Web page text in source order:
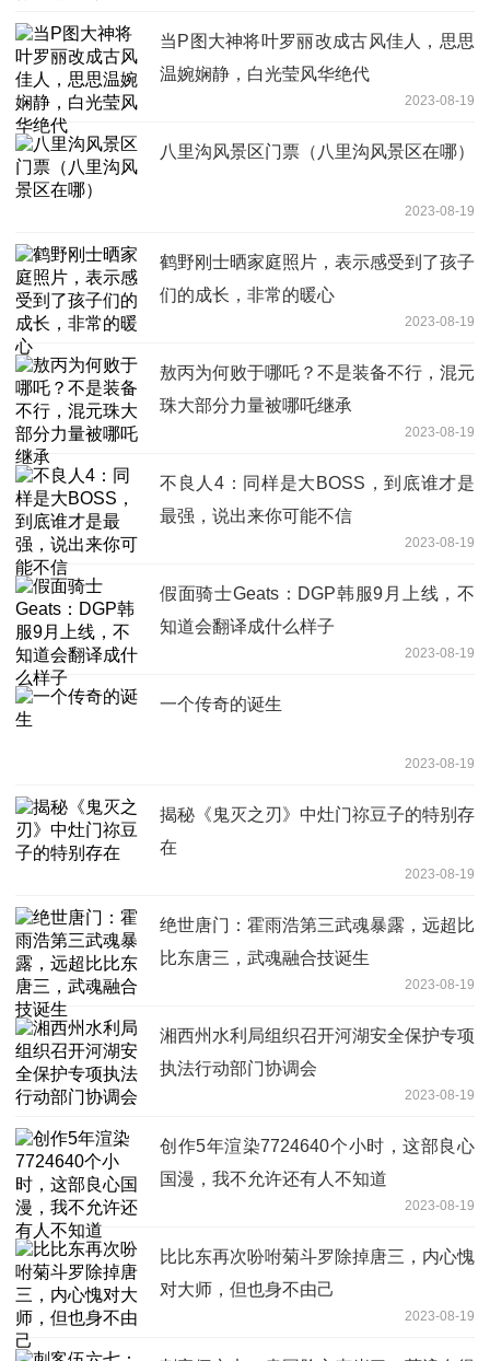
当P图大神将叶罗丽改成古风佳人，思思
温婉娴静，白光莹风华绝代
2023-08-19
八里沟风景区门票（八里沟风景区在哪）
2023-08-19
鹤野刚士晒家庭照片，表示感受到了孩子
们的成长，非常的暖心
2023-08-19
敖丙为何败于哪吒？不是装备不行，混元
珠大部分力量被哪吒继承
2023-08-19
不良人4：同样是大BOSS，到底谁才是
最强，说出来你可能不信
2023-08-19
假面骑士Geats：DGP韩服9月上线，不
知道会翻译成什么样子
2023-08-19
一个传奇的诞生
2023-08-19
揭秘《鬼灭之刃》中灶门祢豆子的特别存
在
2023-08-19
绝世唐门：霍雨浩第三武魂暴露，远超比
比东唐三，武魂融合技诞生
2023-08-19
湘西州水利局组织召开河湖安全保护专项
执法行动部门协调会
2023-08-19
创作5年渲染7724640个小时，这部良心
国漫，我不允许还有人不知道
2023-08-19
比比东再次吩咐菊斗罗除掉唐三，内心愧
对大师，但也身不由己
2023-08-19